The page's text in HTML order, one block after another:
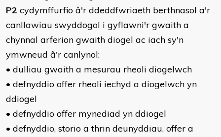
P2 cydymffurfio â'r ddeddfwriaeth berthnasol a'r
canllawiau swyddogol i gyflawni'r gwaith a
chynnal arferion gwaith diogel ac iach sy'n
ymwneud â'r canlynol:
• dulliau gwaith a mesurau rheoli diogelwch
• defnyddio offer rheoli iechyd a diogelwch yn
ddiogel
• defnyddio offer mynediad yn ddiogel
• defnyddio, storio a thrin deunyddiau, offer a